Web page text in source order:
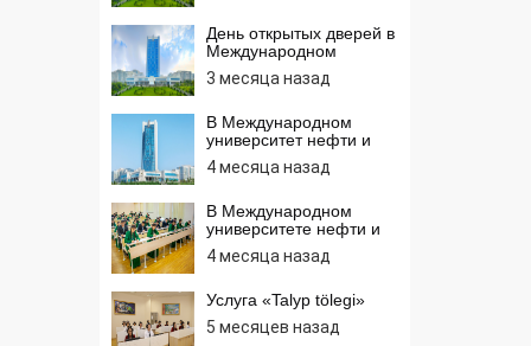
День открытых дверей в
Международном
университете нефти и
газа имени Ягшыгелди
3 месяца назад
В Международном
университет нефти и
газа имени Ягшыгелди
Какаева проводится IV
открытая интернет
олимпиада по
информатике
4 месяца назад
В Международном
университете нефти и
газа имени Ягшыгелди
Какаева в апреле 2026
средних школ
проводятся олимпиады
по математике, химии и
4 месяца назад
Услуга «Talyp tölegi»
5 месяцев назад